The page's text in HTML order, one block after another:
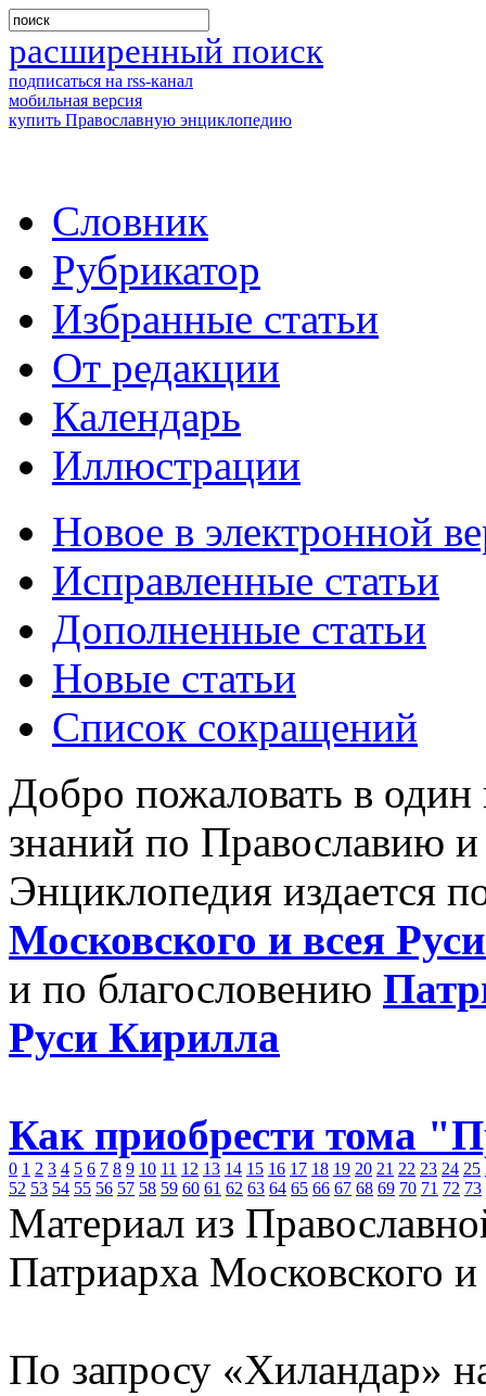
расширенный поиск
подписаться на rss-канал
мобильная версия
купить Православную энциклопедию
Словник
Рубрикатор
Избранные статьи
От редакции
Календарь
Иллюстрации
Новое в электронной
Исправленные статьи
Дополненные статьи
Новые статьи
Список сокращений
Добро пожаловать в
знаний по Православию
Энциклопедия издается
Московского и всея
и по благословению
Руси Кирилла
Как приобрести тома
0 1 2 3 4 5 6 7 8 9 10 11 12 13 14 15 16 17 18 19 20 21 22 23 24 25
52 53 54 55 56 57 58 59 60 61 62 63 64 65 66 67 68 69 70 71 72 73
Материал из
Патриарха Московского
По запросу «Хиландар»